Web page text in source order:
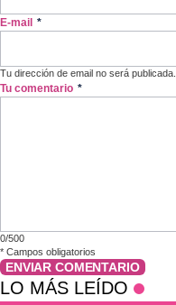
E-mail *
Tu dirección de email no será publicada.
Tu comentario *
0/500
* Campos obligatorios
ENVIAR COMENTARIO
LO MÁS LEÍDO